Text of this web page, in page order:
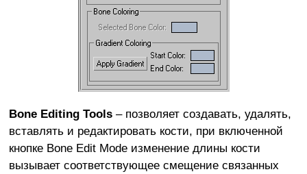
Bone Editing Tools– позволяет создавать, удалять,
вставлять и редактировать кости, при включенной
кнопке Bone Edit Mode изменение длины кости
вызывает соответствующее смещение связанных